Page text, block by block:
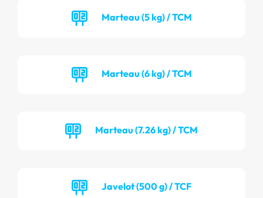
Marteau (5 kg) / TCM
Marteau (6 kg) / TCM
Marteau (7.26 kg) / TCM
Javelot (500 g) / TCF